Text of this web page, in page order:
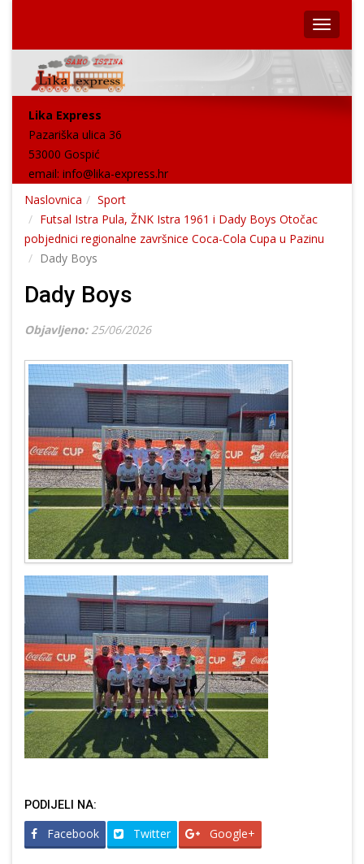
Lika Express
Pazariška ulica 36
53000 Gospić
email: info@lika-express.hr
Naslovnica
Sport
Futsal Istra Pula, ŽNK Istra 1961 i Dady Boys Otočac
pobjednici regionalne završnice Coca-Cola Cupa u Pazinu
Dady Boys
Dady Boys
Objavljeno: 25/06/2026
PODIJELI NA:
Facebook Twitter Google+